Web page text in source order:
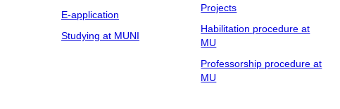
E-application
Studying at MUNI
Projects
Habilitation procedure at
MU
Professorship procedure at
MU